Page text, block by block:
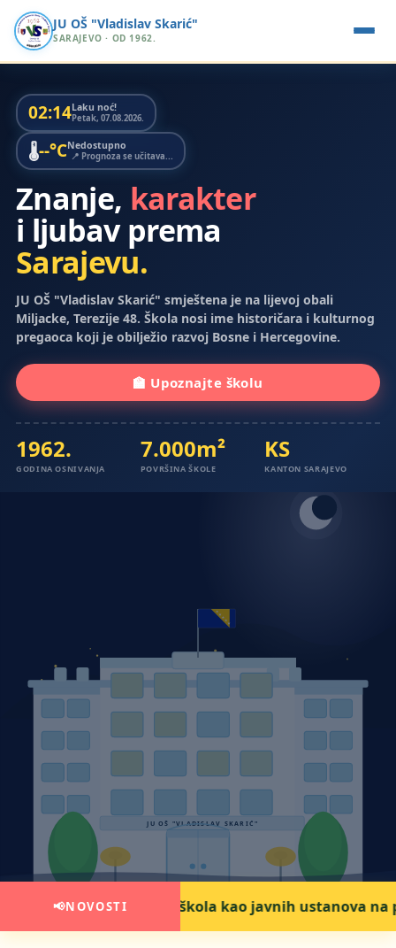
JU OŠ "Vladislav Skarić"
SARAJEVO · OD 1962.
02:14Laku noć!
Petak, 07.08.2026.
🌡️--°CNedostupno
📍 Prognoza se učitava...
Znanje, karakter
i ljubav prema
Sarajevu.
JU OŠ "Vladislav Skarić" smještena je na lijevoj obali
Miljacke, Terezije 48. Škola nosi ime historičara i kulturnog
pregaoca koji je obilježio razvoj Bosne i Hercegovine.
🏫 Upoznajte školu
1962.
GODINA OSNIVANJA
7.000m²
POVRŠINA ŠKOLE
KS
KANTON SARAJEVO
JU OŠ "VLADISLAV SKARIĆ"
📢NOVOSTI
škola kao javnih ustanova na području Kantona